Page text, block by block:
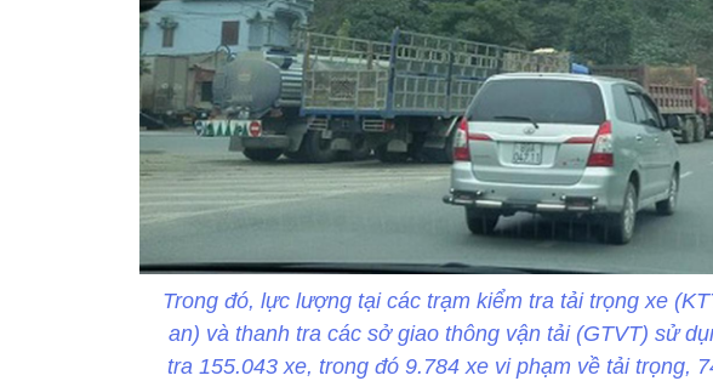
Trong đó, lực lượng tại các trạm kiểm tra tải trọng xe
an) và thanh tra các sở giao thông vận tải (GTVT) sử
tra 155.043 xe, trong đó 9.784 xe vi phạm về tải trọng,